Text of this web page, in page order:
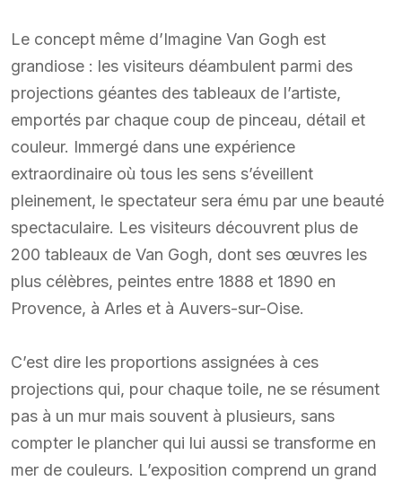
Le concept même d’Imagine Van Gogh est
grandiose : les visiteurs déambulent parmi des
projections géantes des tableaux de l’artiste,
emportés par chaque coup de pinceau, détail et
couleur. Immergé dans une expérience
extraordinaire où tous les sens s’éveillent
pleinement, le spectateur sera ému par une beauté
spectaculaire. Les visiteurs découvrent plus de
200 tableaux de Van Gogh, dont ses œuvres les
plus célèbres, peintes entre 1888 et 1890 en
Provence, à Arles et à Auvers-sur-Oise.
C’est dire les proportions assignées à ces
projections qui, pour chaque toile, ne se résument
pas à un mur mais souvent à plusieurs, sans
compter le plancher qui lui aussi se transforme en
mer de couleurs. L’exposition comprend un grand